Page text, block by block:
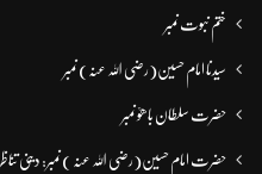
ختم نبوت نمبر
سیدنا امام حسین(رضی اللہ عنہ) نمبر
حضرت سلطان باھوؒ نمبر
حضرت امام حسین(رضی اللہ عنہ ) نمبر: دینی تناظر